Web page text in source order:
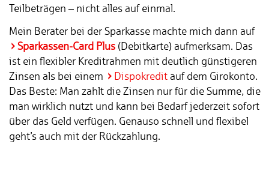
Teilbeträgen – nicht alles auf einmal.
Mein Berater bei der Sparkasse machte mich dann auf
Sparkassen-Card Plus (Debitkarte) aufmerksam. Das
ist ein flexibler Kreditrahmen mit deutlich günstigeren
Zinsen als bei einem
Dispokredit auf dem Girokonto.
Das Beste: Man zahlt die Zinsen nur für die Summe, die
man wirklich nutzt und kann bei Bedarf jederzeit sofort
über das Geld verfügen. Genauso schnell und flexibel
geht’s auch mit der Rückzahlung.